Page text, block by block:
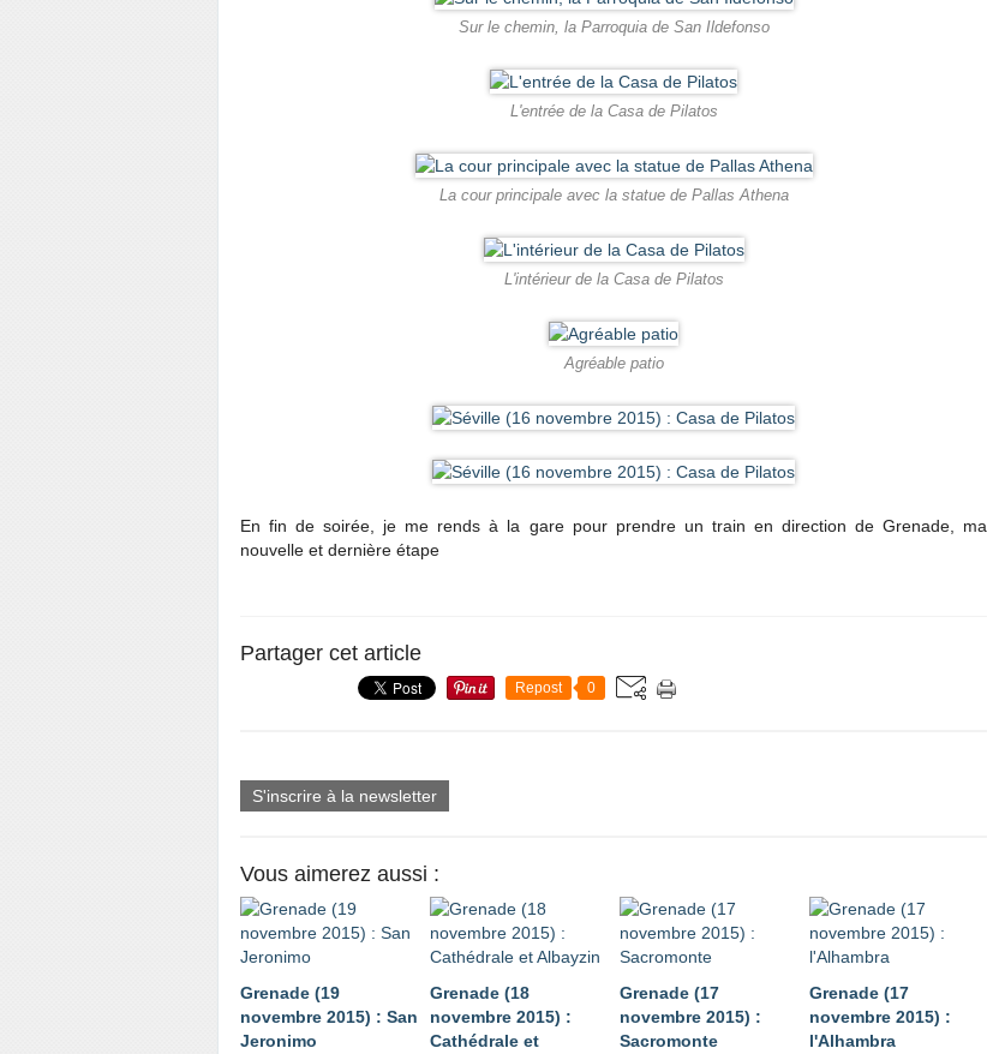
Sur le chemin, la Parroquia de San Ildefonso
L'entrée de la Casa de Pilatos
La cour principale avec la statue de Pallas Athena
L'intérieur de la Casa de Pilatos
Agréable patio
En fin de soirée, je me rends à la gare pour prendre un train en direction de Grenade, ma
nouvelle et dernière étape
Partager cet article
Repost 0
S'inscrire à la newsletter
Vous aimerez aussi :
Grenade (19
novembre 2015) : San
Jeronimo
Grenade (18
novembre 2015) :
Cathédrale et
Grenade (17
novembre 2015) :
Sacromonte
Grenade (17
novembre 2015) :
l'Alhambra